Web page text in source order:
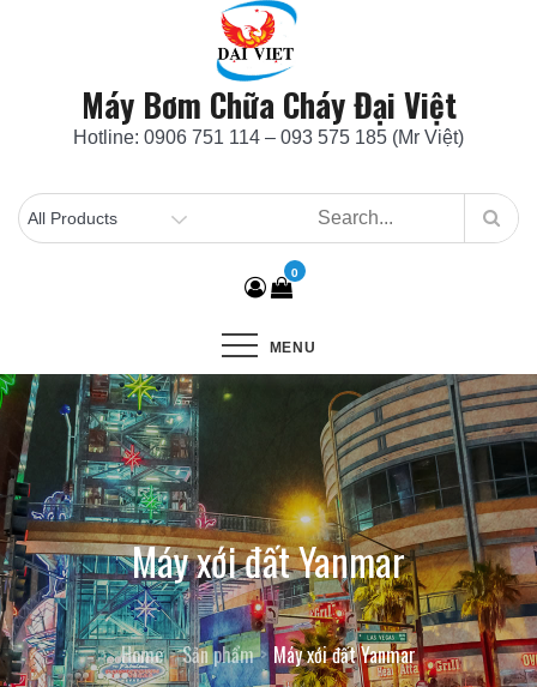
Máy Bơm Chữa Cháy Đại Việt
Hotline: 0906 751 114 – 093 575 185 (Mr Việt)
0
MENU
Máy xới đất Yanmar
Home Sản phẩm Máy xới đất Yanmar